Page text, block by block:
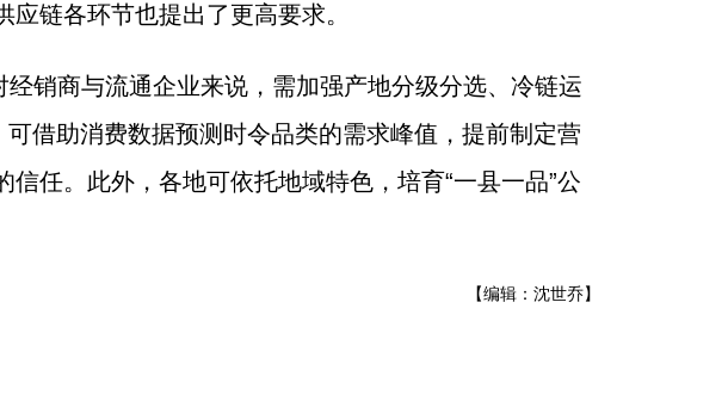
链各环节也提出了更高要求。
销商与流通企业来说，需加强产地分级分选、冷链运
借助消费数据预测时令品类的需求峰值，提前制定营
任。此外，各地可依托地域特色，培育“一县一品”公
【编辑：沈世乔】